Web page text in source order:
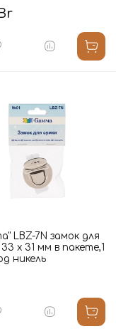
LBZ-7N замок для
х 31 мм в пакете,1
никель